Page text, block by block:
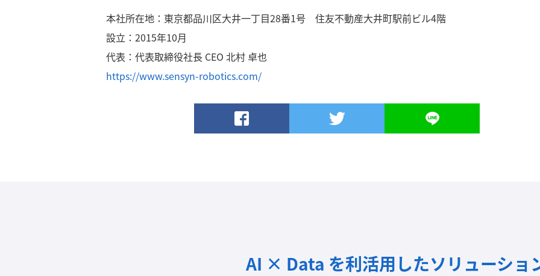
本社所在地：東京都品川区大井一丁目28番1号 住友不動産大井町駅前ビル4階
設立：2015年10月
代表：代表取締役社長 CEO 北村 卓也
https://www.sensyn-robotics.com/
AI × Data を利活用したソリューショ